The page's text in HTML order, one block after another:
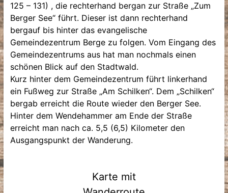
125 – 131) , die rechterhand bergan zur Straße „Zum
Berger See“ führt. Dieser ist dann rechterhand
bergauf bis hinter das evangelische
Gemeindezentrum Berge zu folgen. Vom Eingang des
Gemeindezentrums aus hat man nochmals einen
schönen Blick auf den Stadtwald.
Kurz hinter dem Gemeindezentrum führt linkerhand
ein Fußweg zur Straße „Am Schilken“. Dem „Schilken“
bergab erreicht die Route wieder den Berger See.
Hinter dem Wendehammer am Ende der Straße
erreicht man nach ca. 5,5 (6,5) Kilometer den
Ausgangspunkt der Wanderung.
Karte mit